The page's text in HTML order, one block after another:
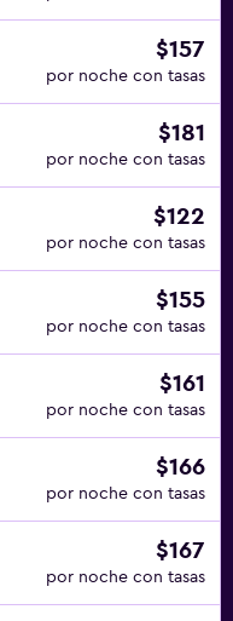
$157
por noche con tasas
$181
por noche con tasas
$122
por noche con tasas
$155
por noche con tasas
$161
por noche con tasas
$166
por noche con tasas
$167
por noche con tasas